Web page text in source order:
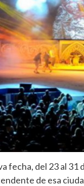
fecha, del 23 al
de esa